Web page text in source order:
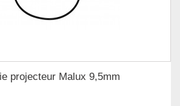
projecteur Malux 9,5mm